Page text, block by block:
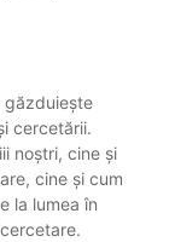
găzduiește
cercetării.
noștri, cine și
cine și cum
la lumea în